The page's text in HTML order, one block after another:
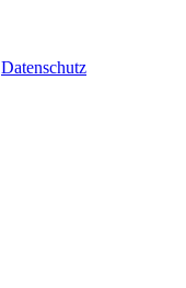
Datenschutz